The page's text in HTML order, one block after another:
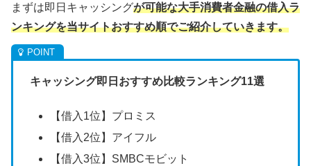
まずは即日キャッシングが可能な大手消費者金融の借入ラ
ンキングを当サイトおすすめ順でご紹介していきます。
キャッシング即日おすすめ比較ランキング11選
【借入1位】プロミス
【借入2位】アイフル
【借入3位】SMBCモビット